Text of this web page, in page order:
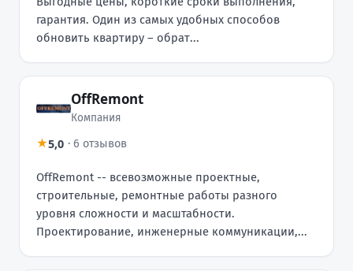
гарантия. Один из самых удобных способов
обновить квартиру – обрат...
OffRemont
Компания
★5,0 · 6 отзывов
OffRemont -- всевозможные проектные,
строительные, ремонтные работы разного
уровня сложности и масштабности.
Проектирование, инженерные коммуникации,...